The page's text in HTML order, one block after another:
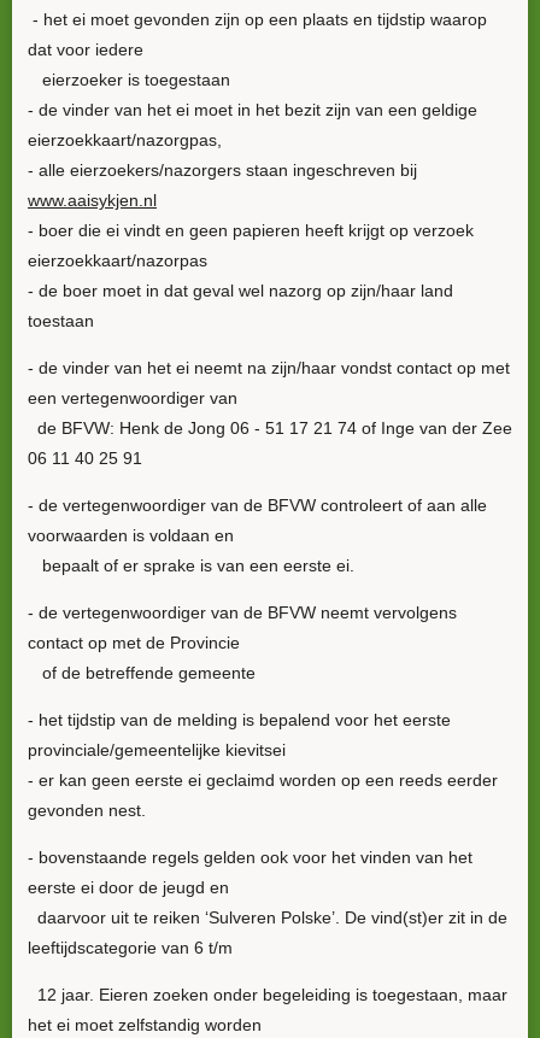
- het ei moet gevonden zijn op een plaats en tijdstip waarop
dat voor iedere
eierzoeker is toegestaan
- de vinder van het ei moet in het bezit zijn van een geldige
eierzoekkaart/nazorgpas,
- alle eierzoekers/nazorgers staan ingeschreven bij
www.aaisykjen.nl
- boer die ei vindt en geen papieren heeft krijgt op verzoek
eierzoekkaart/nazorpas
- de boer moet in dat geval wel nazorg op zijn/haar land
toestaan
- de vinder van het ei neemt na zijn/haar vondst contact op met
een vertegenwoordiger van
de BFVW: Henk de Jong 06 - 51 17 21 74 of Inge van der Zee
06 11 40 25 91
- de vertegenwoordiger van de BFVW controleert of aan alle
voorwaarden is voldaan en
bepaalt of er sprake is van een eerste ei.
- de vertegenwoordiger van de BFVW neemt vervolgens
contact op met de Provincie
of de betreffende gemeente
- het tijdstip van de melding is bepalend voor het eerste
provinciale/gemeentelijke kievitsei
- er kan geen eerste ei geclaimd worden op een reeds eerder
gevonden nest.
- bovenstaande regels gelden ook voor het vinden van het
eerste ei door de jeugd en
daarvoor uit te reiken ‘Sulveren Polske’. De vind(st)er zit in de
leeftijdscategorie van 6 t/m
12 jaar. Eieren zoeken onder begeleiding is toegestaan, maar
het ei moet zelfstandig worden